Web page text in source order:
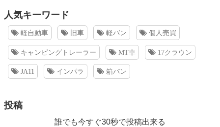
人気キーワード
軽自動車 旧車 軽バン 個人売買
キャンピングトレーラー MT車 17クラウン
JA11 インパラ 箱バン
投稿
誰でも今すぐ30秒で投稿出来る